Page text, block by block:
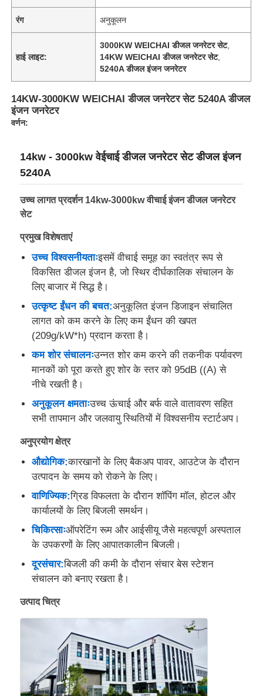
होम
हमारे बारे में
फैक्टरी यात्रा
गुणवत्ता नियंत्रण
हमसे संपर्क करें
सभी मामलों
मूक डीजल जनरेटर सेट
गैसोलीन जनरेटर सेट
रंग अनुकूलन
हाई लाइट:
3000KW WEICHAI डीजल जनरेटर सेट,
14KW WEICHAI डीजल जनरेटर सेट,
5240A डीजल इंजन जनरेटर
14KW-3000KW WEICHAI डीजल जनरेटर सेट 5240A डीजल
इंजन जनरेटर
वर्णन:
14kw - 3000kw वेईचाई डीजल जनरेटर सेट डीजल इंजन
5240A
उच्च लागत प्रदर्शन 14kw-3000kw वीचाई इंजन डीजल जनरेटर
सेट
प्रमुख विशेषताएं
उच्च विश्वसनीयताःइसमें वीचाई समूह का स्वतंत्र रूप से
विकसित डीजल इंजन है, जो स्थिर दीर्घकालिक संचालन के
लिए बाजार में सिद्ध है।
उत्कृष्ट ईंधन की बचत:अनुकूलित इंजन डिजाइन संचालित
लागत को कम करने के लिए कम ईंधन की खपत
(209g/kW*h) प्रदान करता है।
कम शोर संचालनःउन्नत शोर कम करने की तकनीक पर्यावरण
मानकों को पूरा करते हुए शोर के स्तर को 95dB ((A) से
नीचे रखती है।
अनुकूलन क्षमताःउच्च ऊंचाई और बर्फ वाले वातावरण सहित
सभी तापमान और जलवायु स्थितियों में विश्वसनीय स्टार्टअप।
अनुप्रयोग क्षेत्र
औद्योगिक:कारखानों के लिए बैकअप पावर, आउटेज के दौरान
उत्पादन के समय को रोकने के लिए।
वाणिज्यिक:ग्रिड विफलता के दौरान शॉपिंग मॉल, होटल और
कार्यालयों के लिए बिजली समर्थन।
चिकित्साःऑपरेटिंग रूम और आईसीयू जैसे महत्वपूर्ण अस्पताल
के उपकरणों के लिए आपातकालीन बिजली।
दूरसंचार:बिजली की कमी के दौरान संचार बेस स्टेशन
संचालन को बनाए रखता है।
उत्पाद चित्र